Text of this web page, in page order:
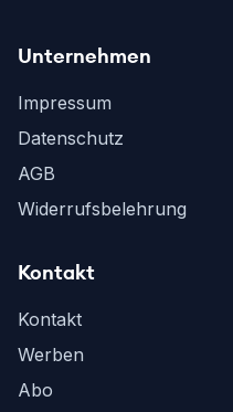
Unternehmen
Impressum
Datenschutz
AGB
Widerrufsbelehrung
Kontakt
Kontakt
Werben
Abo